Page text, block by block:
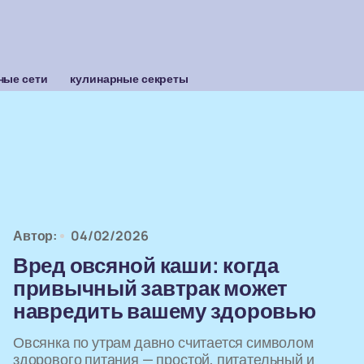
сети кулинарные секреты
Автор: 04/02/2026
Вред овсяной каши: когда
привычный завтрак может
навредить вашему здоровью
Овсянка по утрам давно считается символом
здорового питания — простой, питательный и